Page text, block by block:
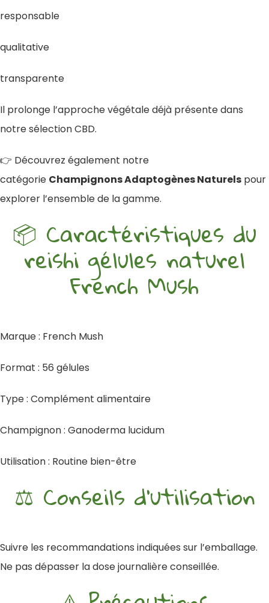
responsable
qualitative
transparente
Il prolonge l’approche végétale déjà présente dans
notre sélection CBD.
👉 Découvrez également notre
catégorie Champignons Adaptogènes Naturels pour
explorer l’ensemble de la gamme.
📦 Caractéristiques du
reishi gélules naturel
French Mush
Marque : French Mush
Format : 56 gélules
Type : Complément alimentaire
Champignon : Ganoderma lucidum
Utilisation : Routine bien-être
⚖️ Conseils d’utilisation
Suivre les recommandations indiquées sur l’emballage.
Ne pas dépasser la dose journalière conseillée.